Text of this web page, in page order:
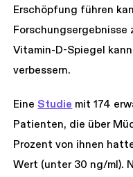
Erschöpfung führen
Forschungsergebnisse
Vitamin-D-Spiegel
verbessern.
EineStudie mit 174
Patienten, die über
Prozent von ihnen
Wert (unter 30 ng/ml).